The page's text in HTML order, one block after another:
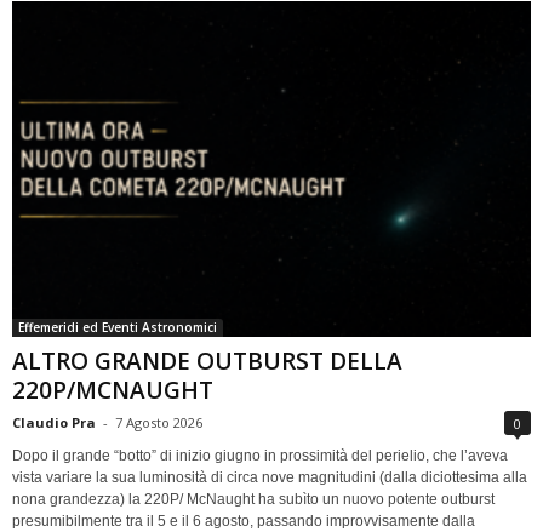
Effemeridi ed Eventi Astronomici
ALTRO GRANDE OUTBURST DELLA
220P/MCNAUGHT
Claudio Pra - 7 Agosto 2026 0
Dopo il grande “botto” di inizio giugno in prossimità del perielio, che l’aveva
vista variare la sua luminosità di circa nove magnitudini (dalla diciottesima alla
nona grandezza) la 220P/ McNaught ha subìto un nuovo potente outburst
presumibilmente tra il 5 e il 6 agosto, passando improvvisamente dalla